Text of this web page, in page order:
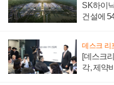
SK하이
건설에
데스크 리
[데스크
각, 제약